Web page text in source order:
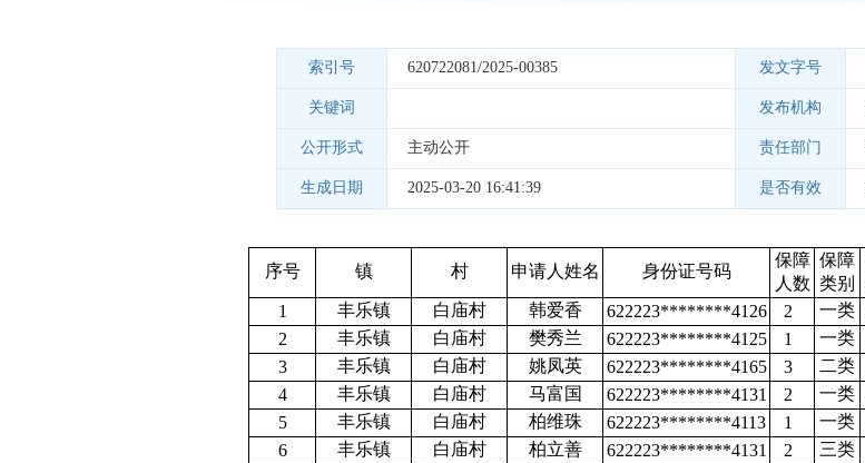
索引号 620722081/2025-00385 发文字号
关键词 发布机构
公开形式 主动公开 责任部门
生成日期 2025-03-20 16:41:39 是否有效
序号 镇 村 申请人姓名 身份证号码
保障
人数
保障
类别
1 丰乐镇 白庙村 韩爱香 622223********4126 2 一类
2
丰乐镇 白庙村 樊秀兰 622223********4125 1 一类
3
丰乐镇 白庙村 姚凤英 622223********4165 3 二类
4
丰乐镇 白庙村 马富国 622223********4131 2 一类
5
丰乐镇 白庙村 柏维珠 622223********4113 1 一类
6
丰乐镇 白庙村 柏立善 622223********4131 2 三类